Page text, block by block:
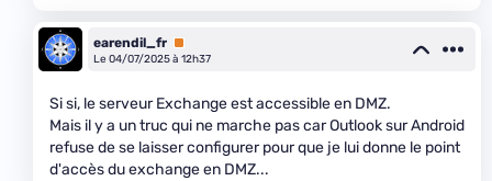
earendil_fr Premium
Le 04/07/2025 à 12h37
Si si, le serveur Exchange est accessible en DMZ.
Mais il y a un truc qui ne marche pas car Outlook sur Android
refuse de se laisser configurer pour que je lui donne le point
d'accès du exchange en DMZ...